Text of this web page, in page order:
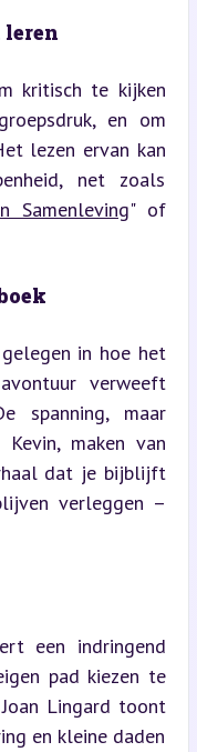
kritisch te kijken
en om
lezen ervan kan
net zoals
Samenleving" of
in hoe het
verweeft
spanning, maar
maken van
dat je bijblijft
verleggen –
een indringend
pad kiezen te
Lingard toont
en kleine daden